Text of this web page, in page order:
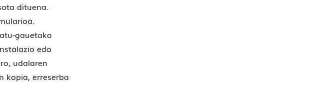
dituena.
gauetako
edo
udalaren
kopia, erreserba